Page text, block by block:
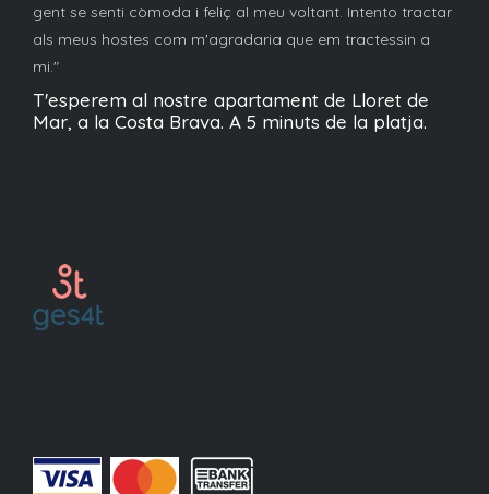
gent se senti còmoda i feliç al meu voltant. Intento tractar
als meus hostes com m'agradaria que em tractessin a
mi."
T'esperem al nostre apartament de Lloret de
Mar, a la Costa Brava. A 5 minuts de la platja.